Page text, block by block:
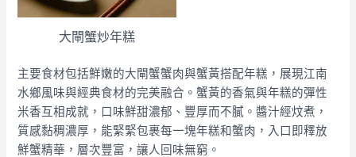
大閘蟹炒年糕
主要食材包括鮮嫩的大閘蟹蟹肉與蟹黃搭配年糕，展現江南
水鄉風味與經典食材的完美融合。蟹黃的香氣與年糕的彈性
米香互相成就，口味鮮甜濃郁、豐厚而不膩。醬汁經炆煮，
質感黏稠濃厚，能緊緊包裹每一塊年糕和蟹肉，入口即釋放
鮮蟹精華，層次豐富，讓人回味無窮。